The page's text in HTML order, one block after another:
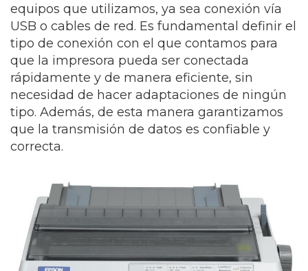
equipos que utilizamos, ya sea conexión vía
USB o cables de red. Es fundamental definir el
tipo de conexión con el que contamos para
que la impresora pueda ser conectada
rápidamente y de manera eficiente, sin
necesidad de hacer adaptaciones de ningún
tipo. Además, de esta manera garantizamos
que la transmisión de datos es confiable y
correcta.